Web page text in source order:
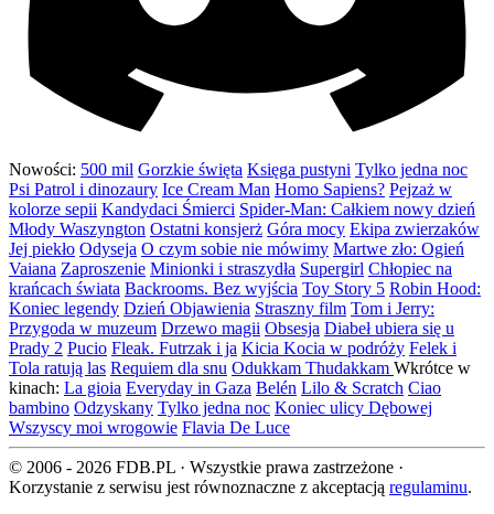
Nowości: 500 mil Gorzkie święta Księga pustyni Tylko jedna noc
Psi Patrol i dinozaury Ice Cream Man Homo Sapiens? Pejzaż w
kolorze sepii Kandydaci Śmierci Spider-Man: Całkiem nowy dzień
Młody Waszyngton Ostatni konsjerż Góra mocy Ekipa zwierzaków
Jej piekło Odyseja O czym sobie nie mówimy Martwe zło: Ogień
Vaiana Zaproszenie Minionki i straszydła Supergirl Chłopiec na
krańcach świata Backrooms. Bez wyjścia Toy Story 5 Robin Hood:
Koniec legendy Dzień Objawienia Straszny film Tom i Jerry:
Przygoda w muzeum Drzewo magii Obsesja Diabeł ubiera się u
Prady 2 Pucio Fleak. Futrzak i ja Kicia Kocia w podróży Felek i
Tola ratują las Requiem dla snu Odukkam Thudakkam Wkrótce w
kinach: La gioia Everyday in Gaza Belén Lilo & Scratch Ciao
bambino Odzyskany Tylko jedna noc Koniec ulicy Dębowej
Wszyscy moi wrogowie Flavia De Luce
© 2006 - 2026 FDB.PL · Wszystkie prawa zastrzeżone ·
Korzystanie z serwisu jest równoznaczne z akceptacją regulaminu.